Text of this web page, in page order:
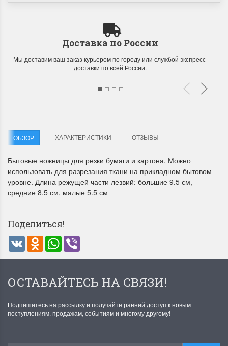
!! СКИДКА 20% ‼️ с 1 до 3 июня в
честь первого летнего дня
Чудетство...
ПОДРОБНЕЕ
Анастасия Туманова
ПОДРОБНЕЕ
Анастасия Туманова
Доставка по России
Мы доставим ваш заказ курьером по городу или службой экспресс-
доставки по всей России.
ОБЗОР ХАРАКТЕРИСТИКИ ОТЗЫВЫ
Бытовые ножницы для резки бумаги и картона. Можно
использовать для разрезания ткани на прикладном бытовом
уровне. Длина режущей части лезвий: большие 9.5 см,
средние 8.5 см, малые 5.5 см
Поделиться!
VK Odnoklassniki
WhatsApp
ОСТАВАЙТЕСЬ НА СВЯЗИ!
Подпишитесь на рассылку и получайте ранний доступ к новым
поступлениям, продажам, событиям и многому другому!